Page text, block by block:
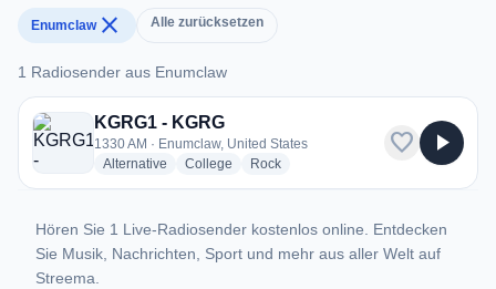
Enumclawclose Alle zurücksetzen
1 Radiosender aus Enumclaw
1 Radiosender aus Enumclaw
KGRG1 - KGRG
1330 AM · Enumclaw, United States
Alternative radio stations
College radio stations
Rockradio stations
favorite play_arrow
Hören Sie 1 Live-Radiosender kostenlos online. Entdecken
Sie Musik, Nachrichten, Sport und mehr aus aller Welt auf
Streema.